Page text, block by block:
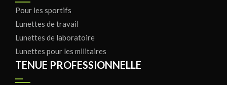
Pour les sportifs
Lunettes de travail
Lunettes de laboratoire
Lunettes pour les militaires
TENUE PROFESSIONNELLE